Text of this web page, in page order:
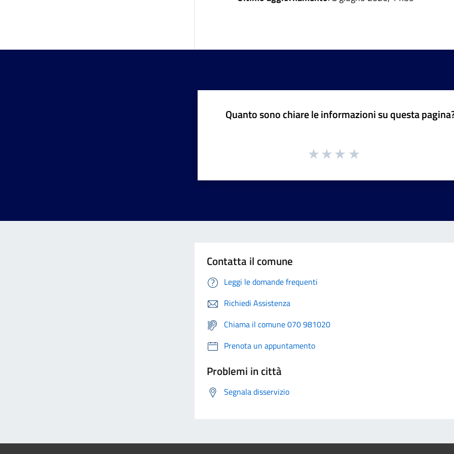
Quanto sono chiare le informazioni su questa
Contatta il comune
Leggi le domande frequenti
Richiedi Assistenza
Chiama il comune 070 981020
Prenota un appuntamento
Problemi in città
Segnala disservizio